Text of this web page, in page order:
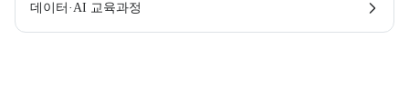
데이터·AI 교육과정